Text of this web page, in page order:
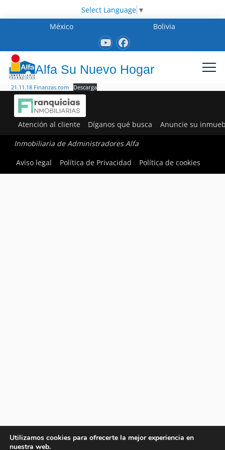
Select Language ▼
México
Bolivia
Alfa Su Nuevo Hogar
21.11.18 Finanzas.com Descarga
Atención al cliente Díganos qué busca Anuncie su
Inmobiliaria de Administradores Alfa
Aviso legal
Política de Privacidad Política de cookies
Utilizamos cookies para ofrecerte la mejor experiencia en
nuestra web.